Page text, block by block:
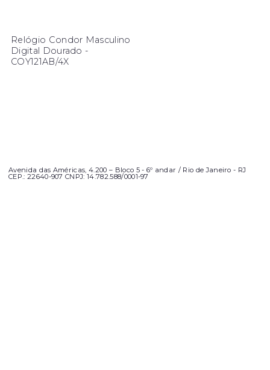
Relógio Condor Masculino
Digital Dourado -
COY121AB/4X
Avenida das Américas, 4.200 – Bloco 5 - 6º andar / Rio de Janeiro - RJ
CEP.: 22640-907 CNPJ: 14.782.588/0001-97